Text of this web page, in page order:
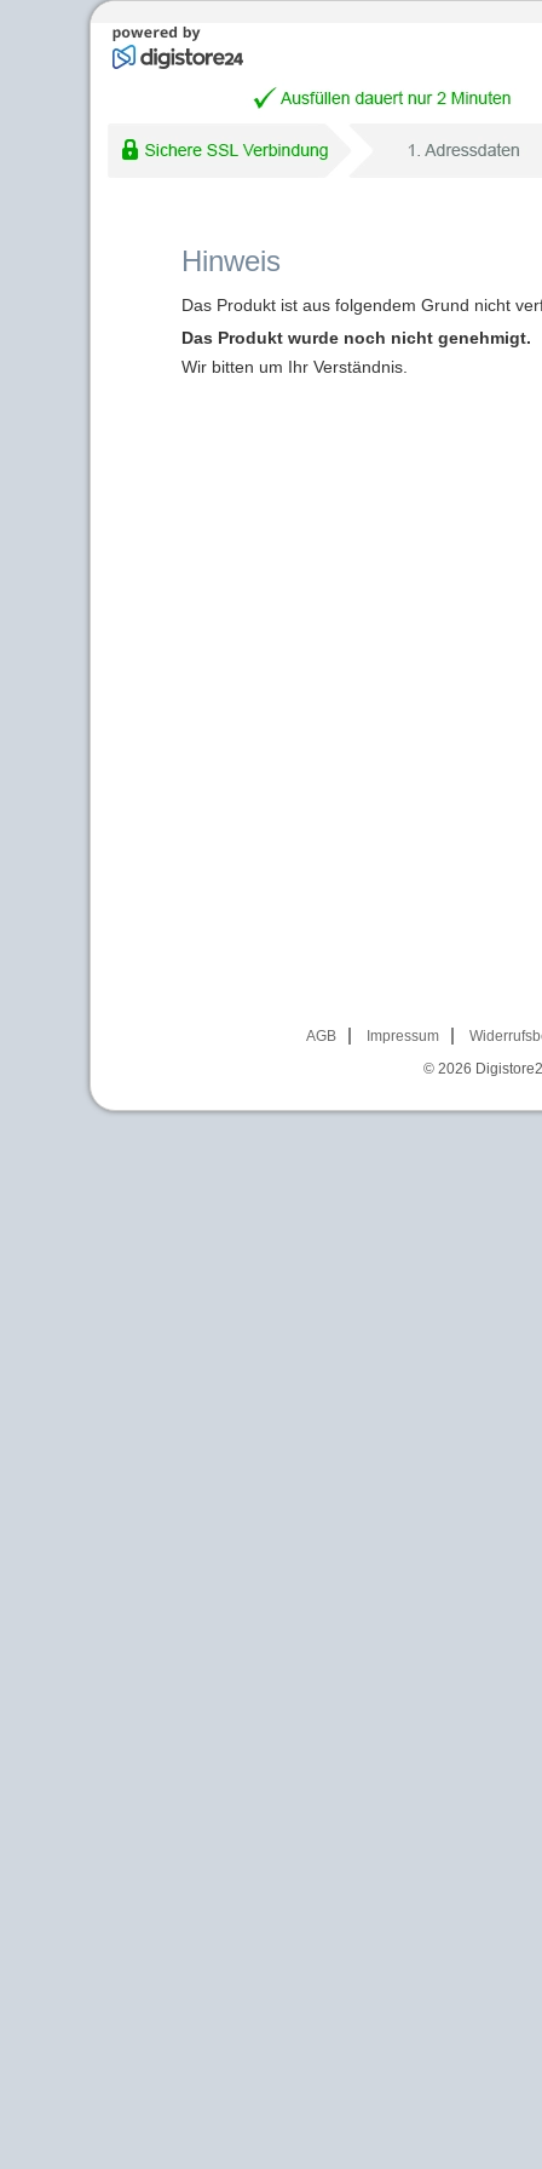
Hinweis
Das Produkt ist aus folgendem Grund nicht
Das Produkt wurde noch nicht genehmigt.
Wir bitten um Ihr Verständnis.
AGB Impressum
© 2026